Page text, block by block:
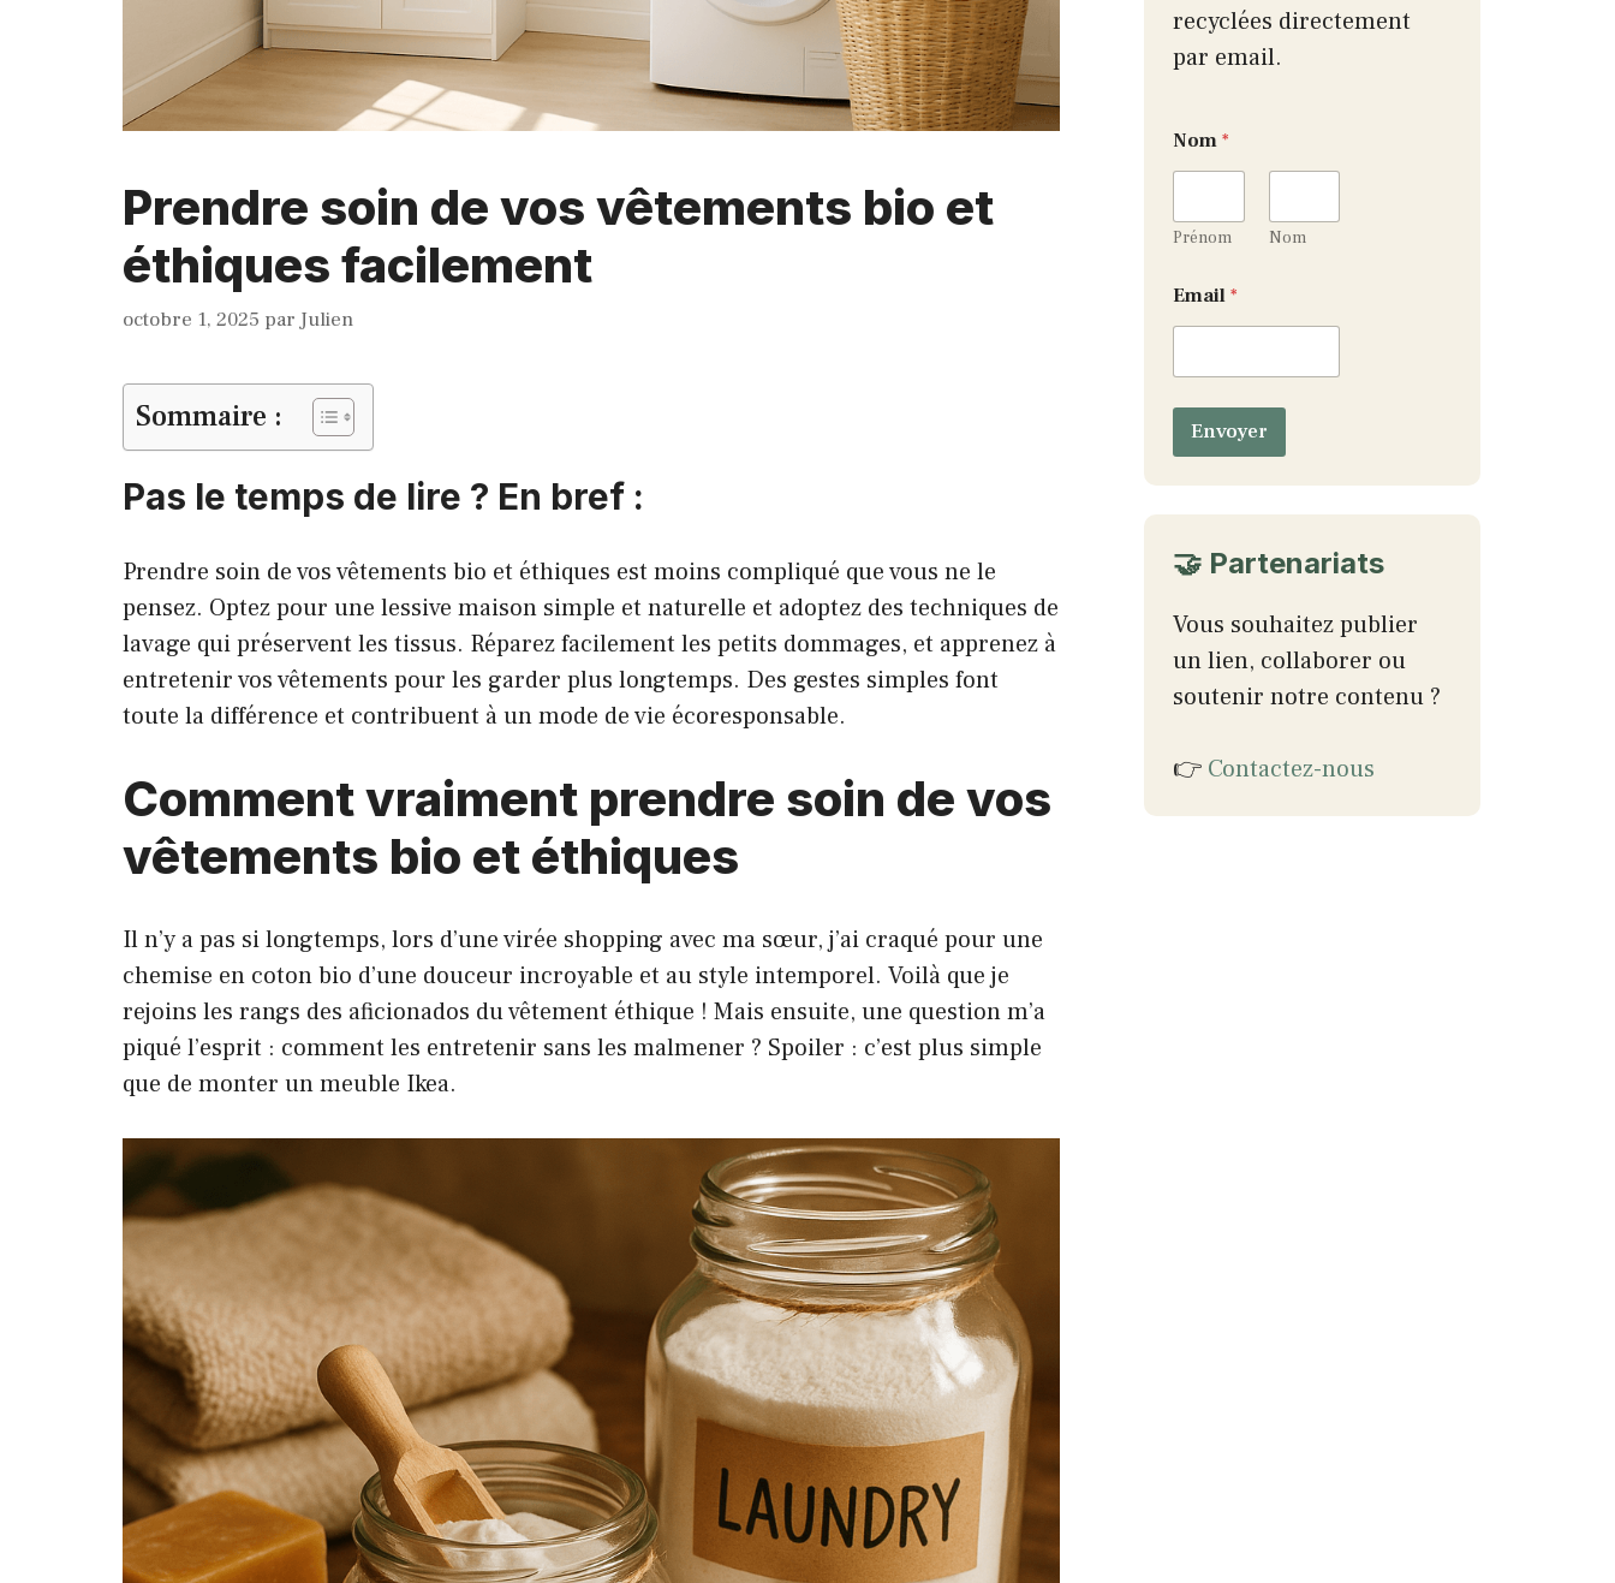
Prendre soin de vos vêtements bio et
éthiques facilement
octobre 1, 2025 parJulien
Sommaire :
Pas le temps de lire ? En bref :
Prendre soin de vos vêtements bio et éthiques est moins compliqué que vous ne le
pensez. Optez pour une lessive maison simple et naturelle et adoptez des techniques de
lavage qui préservent les tissus. Réparez facilement les petits dommages, et apprenez à
entretenir vos vêtements pour les garder plus longtemps. Des gestes simples font
toute la différence et contribuent à un mode de vie écoresponsable.
Comment vraiment prendre soin de vos
vêtements bio et éthiques
Il n’y a pas si longtemps, lors d’une virée shopping avec ma sœur, j’ai craqué pour une
chemise en coton bio d’une douceur incroyable et au style intemporel. Voilà que je
rejoins les rangs des aficionados du vêtement éthique ! Mais ensuite, une question m’a
piqué l’esprit : comment les entretenir sans les malmener ? Spoiler : c’est plus simple
que de monter un meuble Ikea.
recyclées directement
par email.
Nom *
Prénom Nom
o
m
N
m
Email *
Envoyer
🤝 Partenariats
Vous souhaitez publier
un lien, collaborer ou
soutenir notre contenu ?
👉 Contactez-nous